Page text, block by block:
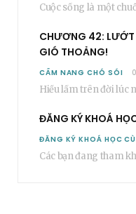
CHƯƠNG 42:
GIÓ THOẢNG!
CẨM NANG CHÓ SÓI
ĐĂNG KÝ KHOÁ
ĐĂNG KÝ KHOÁ HỌC